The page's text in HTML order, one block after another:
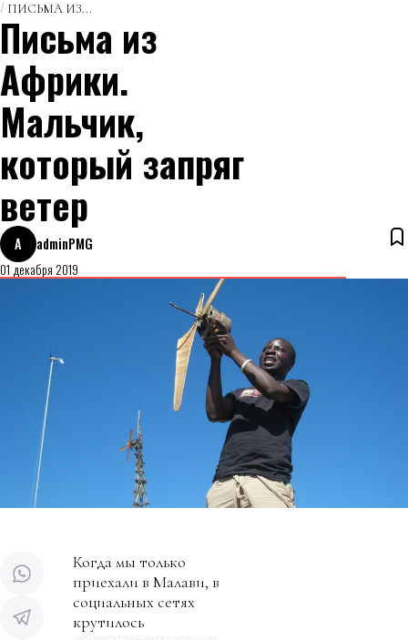
ПИСЬМА ИЗ...
Письма из
Африки.
Мальчик,
который запряг
ветер
A
adminPMG
01 декабря 2019
Когда мы только
приехали в Малави, в
социальных сетях
крутилось